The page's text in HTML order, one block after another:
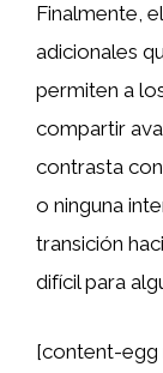
Finalmente,
adicionales
permiten a
compartir
contrasta
o ninguna
transición
difícil para
[content-egg